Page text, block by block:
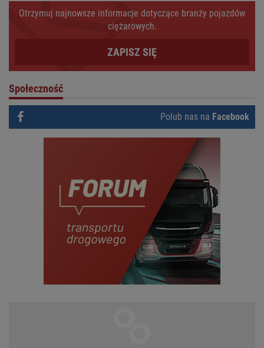
Otrzymuj najnowsze informacje dotyczące branży pojazdów
ciężarowych.
ZAPISZ SIĘ
Społeczność
Polub nas na Facebook